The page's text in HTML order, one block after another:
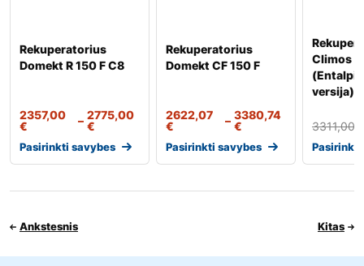
Rekuperatorius
Domekt R 150 F C8
2357,00
€
– 2775,00
€
Pasirinkti savybes
Rekuperatorius
Domekt CF 150 F
2622,07
€
– 3380,74
€
Pasirinkti savybes
Climos
versija)
3311,00
Pasirinkti
Ankstesnis Kitas